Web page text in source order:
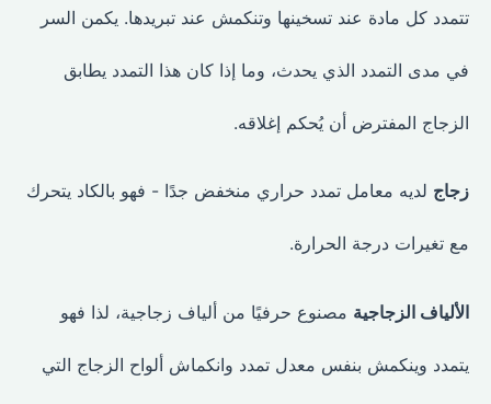
تتمدد كل مادة عند تسخينها وتنكمش عند تبريدها. يكمن السر
في مدى التمدد الذي يحدث، وما إذا كان هذا التمدد يطابق
الزجاج المفترض أن يُحكم إغلاقه.
زجاجلديه معامل تمدد حراري منخفض جدًا - فهو بالكاد يتحرك
مع تغيرات درجة الحرارة.
الألياف الزجاجيةمصنوع حرفيًا من ألياف زجاجية، لذا فهو
يتمدد وينكمش بنفس معدل تمدد وانكماش ألواح الزجاج التي